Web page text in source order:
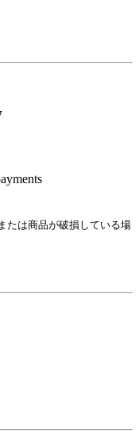
たは商品が破損している場